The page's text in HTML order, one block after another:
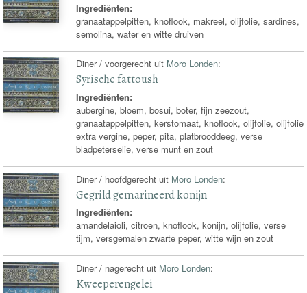
Ingrediënten:
granaatappelpitten, knoflook, makreel, olijfolie, sardines,
semolina, water en witte druiven
Diner / voorgerecht uit Moro Londen:
Syrische fattoush
Ingrediënten:
aubergine, bloem, bosui, boter, fijn zeezout,
granaatappelpitten, kerstomaat, knoflook, olijfolie, olijfolie
extra vergine, peper, pita, platbrooddeeg, verse
bladpeterselie, verse munt en zout
Diner / hoofdgerecht uit Moro Londen:
Gegrild gemarineerd konijn
Ingrediënten:
amandelaioli, citroen, knoflook, konijn, olijfolie, verse
tijm, versgemalen zwarte peper, witte wijn en zout
Diner / nagerecht uit Moro Londen:
Kweeperengelei